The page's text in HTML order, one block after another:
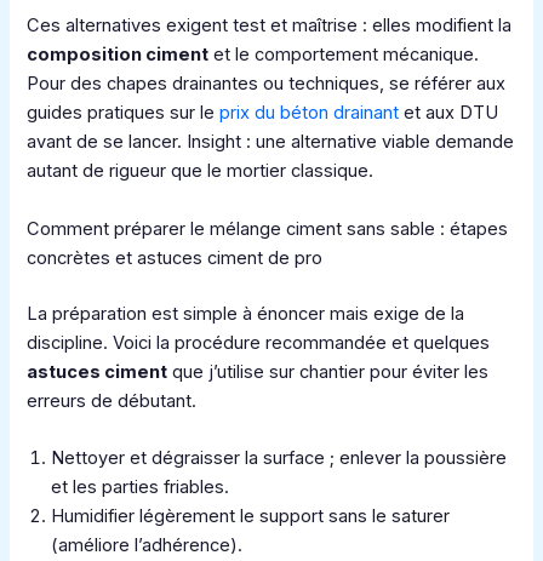
Ces alternatives exigent test et maîtrise : elles modifient la
composition ciment et le comportement mécanique.
Pour des chapes drainantes ou techniques, se référer aux
guides pratiques sur leprix du béton drainant et aux DTU
avant de se lancer. Insight : une alternative viable demande
autant de rigueur que le mortier classique.
Comment préparer le mélange ciment sans sable : étapes
concrètes et astuces ciment de pro
La préparation est simple à énoncer mais exige de la
discipline. Voici la procédure recommandée et quelques
astuces ciment que j’utilise sur chantier pour éviter les
erreurs de débutant.
Nettoyer et dégraisser la surface ; enlever la poussière
et les parties friables.
Humidifier légèrement le support sans le saturer
(améliore l’adhérence).